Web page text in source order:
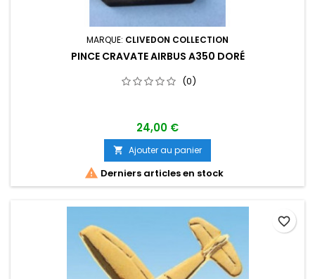
MARQUE: CLIVEDON COLLECTION
PINCE CRAVATE AIRBUS A350 DORÉ
(0)
24,00 €
 Ajouter au panier
 Derniers articles en stock
favorite_border